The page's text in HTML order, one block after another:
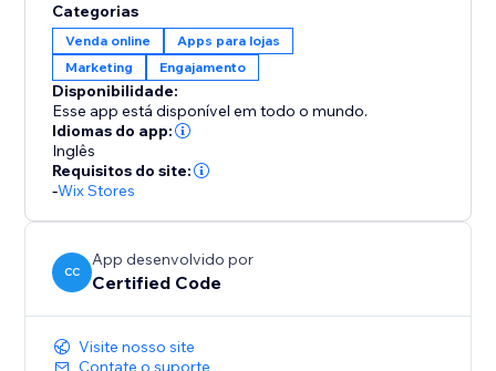
comprador.\n\nAdicione o My Downloads ao seu site
para melhorar a experiência do cliente, aumentar a
confiança e oferecer uma central de downloads
sofisticada e fácil de usar para os seus produtos
digitais.
Categorias
Venda online
Apps para lojas
Marketing
Engajamento
Disponibilidade:
Esse app está disponível em todo o mundo.
Idiomas do app:
Inglês
Requisitos do site:
-Wix Stores
CC
App desenvolvido por
Certified Code
Visite nosso site
Contate o suporte